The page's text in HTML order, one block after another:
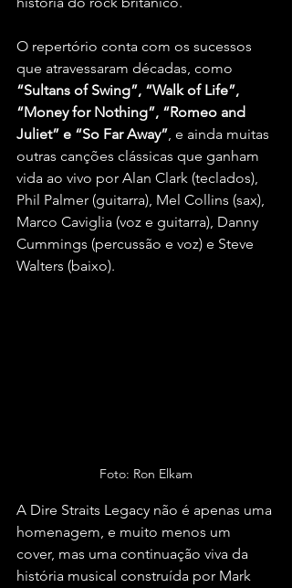
O repertório conta com os sucessos
que atravessaram décadas, como
“Sultans of Swing”, “Walk of Life”,
“Money for Nothing”, “Romeo and
Juliet” e “So Far Away”, e ainda muitas
outras canções clássicas que ganham
vida ao vivo por Alan Clark (teclados),
Phil Palmer (guitarra), Mel Collins (sax),
Marco Caviglia (voz e guitarra), Danny
Cummings (percussão e voz) e Steve
Walters (baixo).
Foto: Ron Elkam
A Dire Straits Legacy não é apenas uma
homenagem, e muito menos um
cover, mas uma continuação viva da
história musical construída por Mark